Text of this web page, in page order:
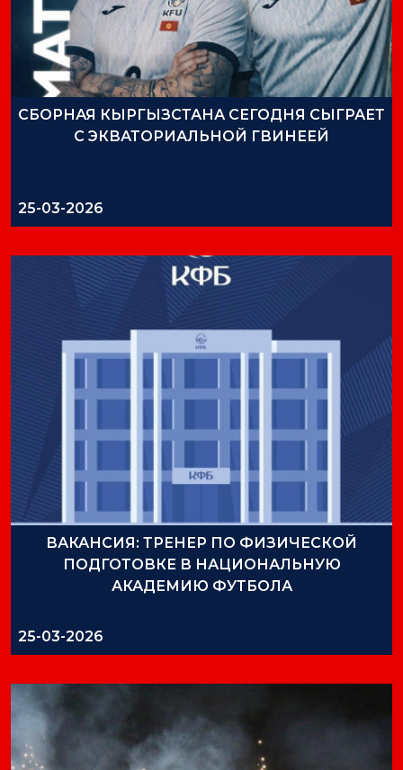
СБОРНАЯ КЫРГЫЗСТАНА СЕГОДНЯ СЫГРАЕТ
С ЭКВАТОРИАЛЬНОЙ ГВИНЕЕЙ
25-03-2026
ВАКАНСИЯ: ТРЕНЕР ПО ФИЗИЧЕСКОЙ
ПОДГОТОВКЕ В НАЦИОНАЛЬНУЮ
АКАДЕМИЮ ФУТБОЛА
25-03-2026